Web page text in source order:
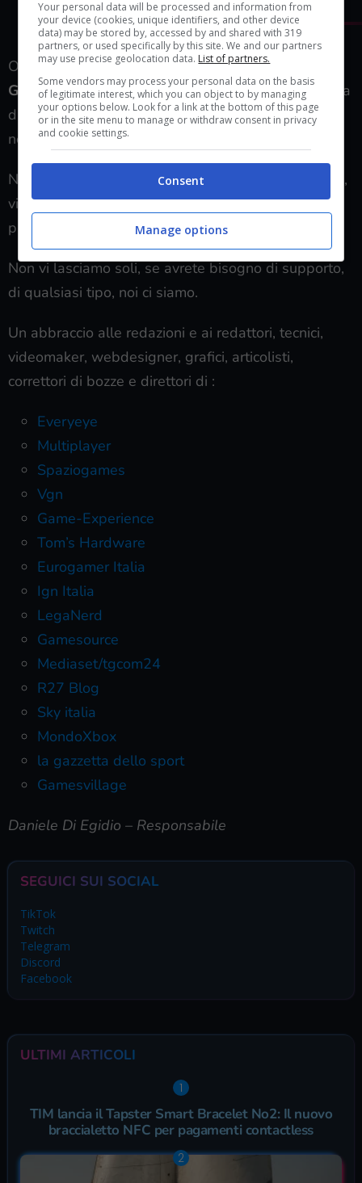
Ora, c’è poco da fare in questo istante. L’unica cosa
GIUSTA DA FAREè alzare un polverone grande, ma
davvero tanto grande e chiedere formalmente ai
nostri colleghi di far sentire la propria voce.
Non siamo presenti in quella lista ma vi siamo vicini,
visto che tranquillamente saremmo potuti essere
presenti li sopra, magari l’anno prossimo.
Non vi lasciamo soli, se avrete bisogno di supporto,
di qualsiasi tipo, noi ci siamo.
Un abbraccio alle redazioni e ai redattori, tecnici,
videomaker, webdesigner, grafici, articolisti,
correttori di bozze e direttori di :
Everyeye
Multiplayer
Spaziogames
Vgn
Game-Experience
Tom’s Hardware
Eurogamer Italia
Ign Italia
LegaNerd
Gamesource
Mediaset/tgcom24
R27 Blog
Sky italia
MondoXbox
la gazzetta dello sport
Gamesvillage
Daniele Di Egidio – Responsabile
SEGUICI SUI SOCIAL
TikTok
Twitch
Telegram
Discord
Facebook
ULTIMI ARTICOLI
TIM lancia il Tapster Smart Bracelet No2: Il nuovo
braccialetto NFC per pagamenti contactless
Your personal data will be processed and information from
your device (cookies, unique identifiers, and other device
data) may be stored by, accessed by and shared with 319
partners, or used specifically by this site. We and our partners
may use precise geolocation data. List of partners.
Some vendors may process your personal data on the basis
of legitimate interest, which you can object to by managing
your options below. Look for a link at the bottom of this page
or in the site menu to manage or withdraw consent in privacy
and cookie settings.
Consent
Manage options